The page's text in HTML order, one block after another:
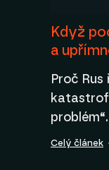
Když
a
Proč
Celý článek